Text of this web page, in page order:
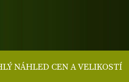
NÁHLED CEN A VELIKOSTÍ